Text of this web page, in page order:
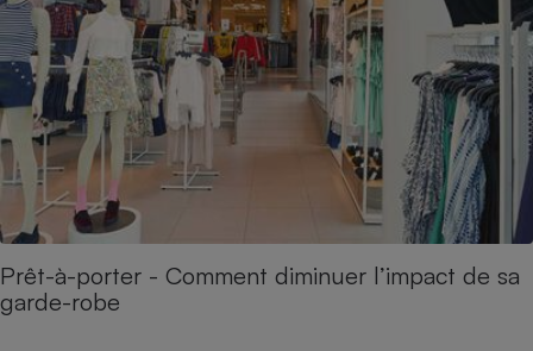
Prêt-à-porter - Comment diminuer l’impact de sa
garde-robe